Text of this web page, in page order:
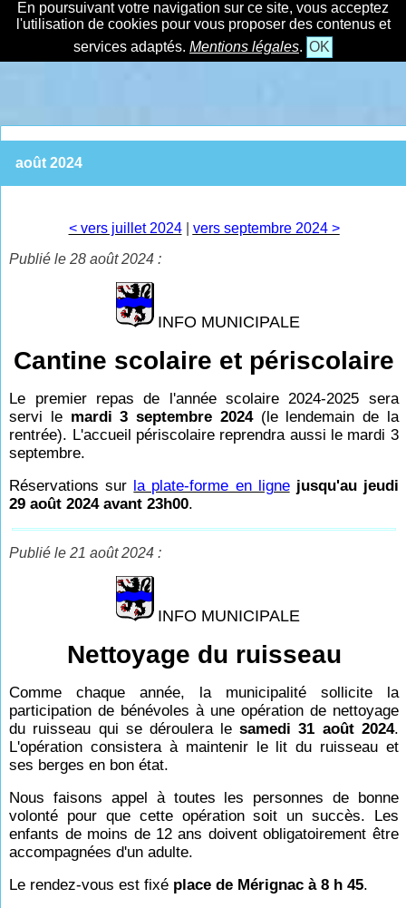
En poursuivant votre navigation sur ce site, vous acceptez
l'utilisation de cookies pour vous proposer des contenus et
services adaptés. Mentions légales. OK
août 2024
< vers juillet 2024| vers septembre 2024 >
Publié le 28 août 2024 :
INFO MUNICIPALE
Cantine scolaire et périscolaire
Le premier repas de l'année scolaire 2024-2025 sera
servi le mardi 3 septembre 2024(le lendemain de la
rentrée). L'accueil périscolaire reprendra aussi le mardi 3
septembre.
Réservationssur la plate-forme en ligne jusqu'au jeudi
29 août 2024 avant 23h00.
Publié le 21 août 2024 :
INFO MUNICIPALE
Nettoyage du ruisseau
Comme chaque année, la municipalité sollicite la
participation de bénévoles à une opération de nettoyage
du ruisseau qui se déroulera lesamedi 31 août 2024.
L'opération consistera à maintenir le lit du ruisseau et
ses berges en bon état.
Nous faisons appel à toutes les personnes de bonne
volonté pour que cette opération soit un succès. Les
enfants de moins de 12 ans doivent obligatoirement être
accompagnées d'un adulte.
Le rendez-vous est fixé place de Mérignac à 8 h 45.